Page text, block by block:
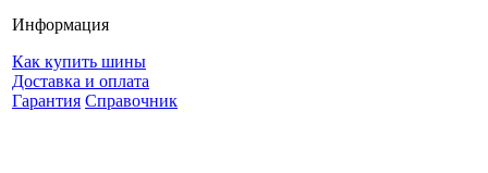
Информация
Как купить шины
Доставка и оплата
Гарантия Справочник